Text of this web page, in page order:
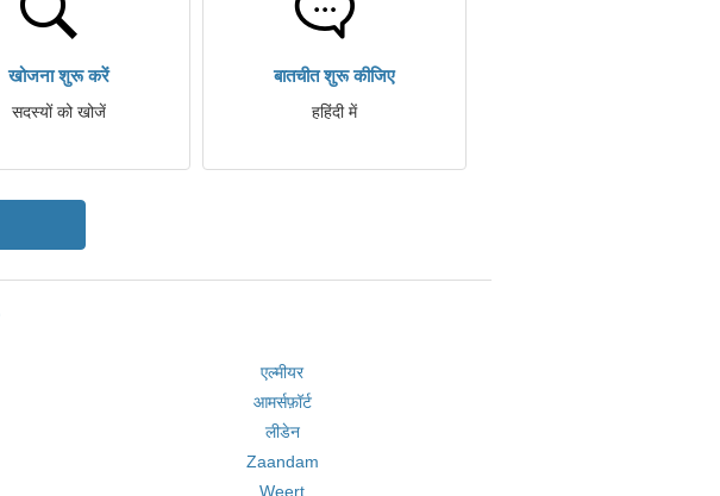
खोजना शुरू करें
सदस्यों को खोजें
बातचीत शुरू कीजिए
हहिंदी में
एल्मीयर
आमर्सफ़ॉर्ट
लीडेन
Zaandam
Weert